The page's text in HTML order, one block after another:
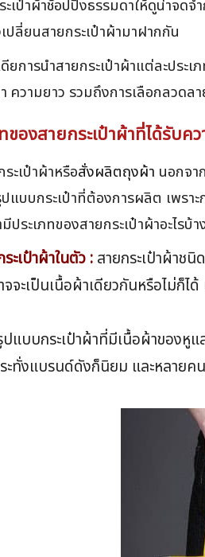
ะเป๋าผ้าช้อปปิ้งธรรมดาให้ดูน่าจด
ปลี่ยนสายกระเป๋าผ้ามาฝากกัน
ยการนำสายกระเป๋าผ้าแต่ละประ
ความยาว รวมถึงการเลือกลวดล
ของสายกระเป๋าผ้าที่ได้รับค
ะเป๋าผ้าหรือสั่งผลิตถุงผ้า นอกจา
แบบกระเป๋าที่ต้องการผลิต เพรา
ประเภทของสายกระเป๋าผ้าอะไร
ะเป๋าผ้าในตัว : สายกระเป๋าผ้าช
จจะเป็นเนื้อผ้าเดียวกันหรือไม่ก็ไ
ปแบบกระเป๋าผ้าที่มีเนื้อผ้าของหู
ะทั่งแบรนด์ดังก็นิยม และหลายค